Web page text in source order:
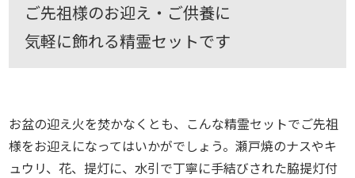
ご先祖様のお迎え・ご供養に
気軽に飾れる精霊セットです
お盆の迎え火を焚かなくとも、こんな精霊セットでご先祖
様をお迎えになってはいかがでしょう。瀬戸焼のナスやキ
ュウリ、花、提灯に、水引で丁寧に手結びされた脇提灯付